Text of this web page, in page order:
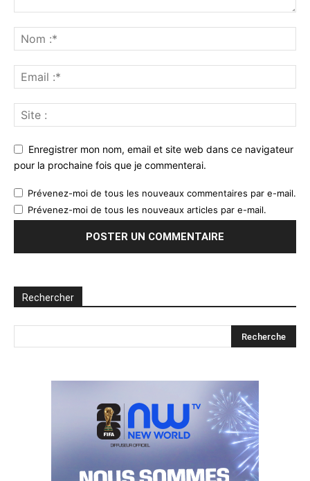
Enregistrer mon nom, email et site web dans ce navigateur
pour la prochaine fois que je commenterai.
Prévenez-moi de tous les nouveaux commentaires par e-mail.
Prévenez-moi de tous les nouveaux articles par e-mail.
Rechercher